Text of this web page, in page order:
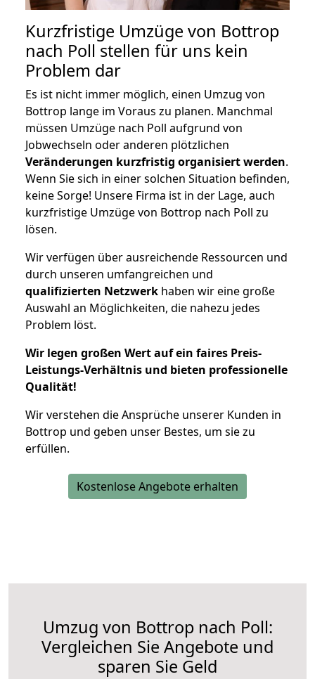
Kurzfristige Umzüge von Bottrop
nach Poll stellen für uns kein
Problem dar
Es ist nicht immer möglich, einen Umzug von
Bottrop lange im Voraus zu planen. Manchmal
müssen Umzüge nach Poll aufgrund von
Jobwechseln oder anderen plötzlichen
Veränderungen kurzfristig organisiert werden.
Wenn Sie sich in einer solchen Situation befinden,
keine Sorge! Unsere Firma ist in der Lage, auch
kurzfristige Umzüge von Bottrop nach Poll zu
lösen.
Wir verfügen über ausreichende Ressourcen und
durch unseren umfangreichen und
qualifizierten Netzwerk haben wir eine große
Auswahl an Möglichkeiten, die nahezu jedes
Problem löst.
Wir legen großen Wert auf ein faires Preis-
Leistungs-Verhältnis und bieten professionelle
Qualität!
Wir verstehen die Ansprüche unserer Kunden in
Bottrop und geben unser Bestes, um sie zu
erfüllen.
Kostenlose Angebote erhalten
Umzug von Bottrop nach Poll:
Vergleichen Sie Angebote und
sparen Sie Geld